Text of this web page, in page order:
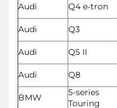
Audi
Q4 e-tron
Audi
Q3
Audi
Q5 II
Audi
Q8
BMW
5-series
Touring